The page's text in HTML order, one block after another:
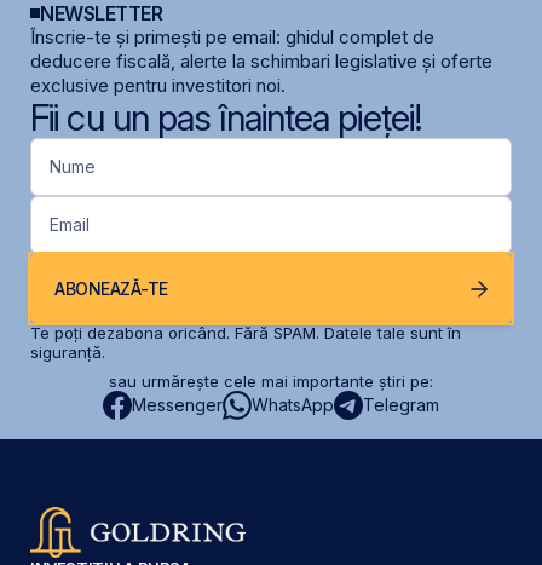
NEWSLETTER
Înscrie-te și primești pe email: ghidul complet de
deducere fiscală, alerte la schimbari legislative și oferte
exclusive pentru investitori noi.
Fii cu un pas înaintea pieței!
Nume
Email
ABONEAZĂ-TE
Te poți dezabona oricând. Fără SPAM. Datele tale sunt în
siguranță.
sau urmărește cele mai importante știri pe:
Messenger WhatsApp Telegram